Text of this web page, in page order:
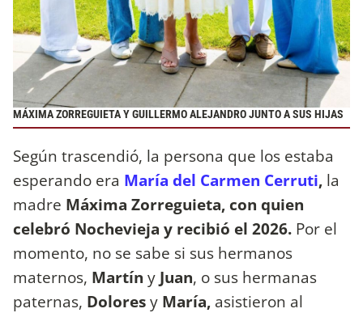
MÁXIMA ZORREGUIETA Y GUILLERMO ALEJANDRO JUNTO A SUS HIJAS
Según trascendió, la persona que los estaba
esperando era María del Carmen Cerruti, la
madre Máxima Zorreguieta, con quien
celebró Nochevieja y recibió el 2026. Por el
momento, no se sabe si sus hermanos
maternos, Martín y Juan, o sus hermanas
paternas, Doloresy María, asistieron al